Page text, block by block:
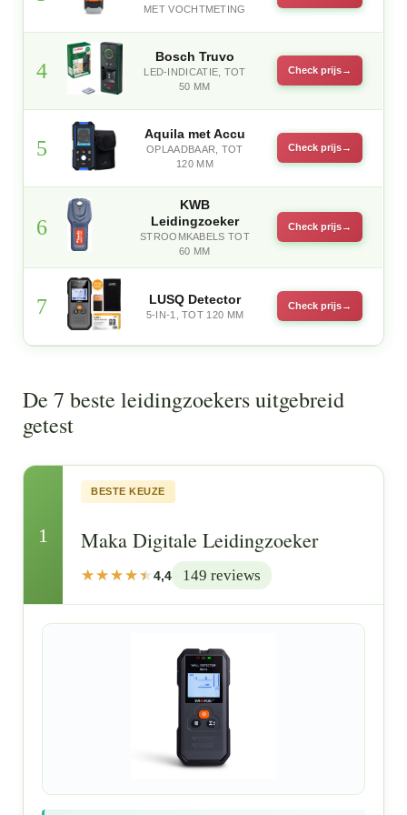
MET VOCHTMETING
4
Bosch Truvo
LED-INDICATIE, TOT
50 MM
Check prijs
5
Aquila met Accu
OPLAADBAAR, TOT
120 MM
Check prijs
6
KWB
Leidingzoeker
STROOMKABELS TOT
60 MM
Check prijs
7 LUSQ Detector
5-IN-1, TOT 120 MM
Check prijs
De 7 beste leidingzoekers uitgebreid
getest
1
BESTE KEUZE
Maka Digitale Leidingzoeker
4,4 149 reviews